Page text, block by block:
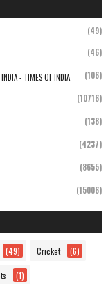
(49)
(46)
- TIMES OF INDIA (106)
(10716)
(138)
(4237)
(8655)
(15006)
(49) Cricket (6)
(1)